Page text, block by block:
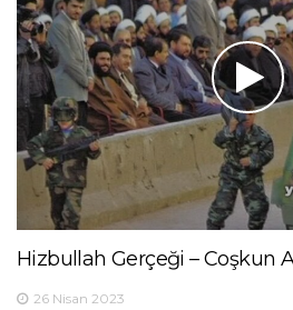
Hizbullah Gerçeği – Coşkun
26 Nisan 2023